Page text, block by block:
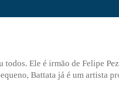
todos. Ele é irmão de Felipe
Battata já é um artista